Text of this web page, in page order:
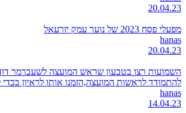
20.04.23
מפעלי פסח 2023 של נוער עמק יזרעאל
hanas
20.04.23
השמועות רצו בטבעון שראש המועצה לשעברמר
להתמודד לראשות המועצה,הזמנו אותו לראיון
hanas
14.04.23